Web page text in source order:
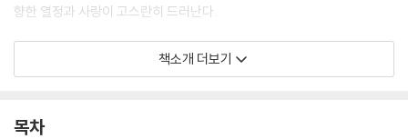
향한 열정과 사랑이 고스란히 드러난다.
『나의 비타, 나의 버지니아』에 담긴 두 사람의 편지는 긴 세월 친지의 죽음
이나 전쟁, 사회적 사건에 영향을 받으면서도 일상의 이야기로 가득하다.
타는 자신이 가꾸는 정원 시싱허스트가 계절마다 달라지는 풍경과 세계 여
책소개 더보기
목차